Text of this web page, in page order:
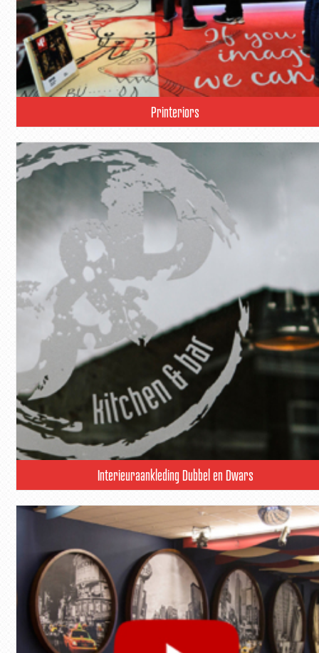
Printeriors
Interieuraankleding Dubbel en Dwars